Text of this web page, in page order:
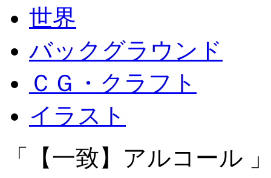
世界
バックグラウンド
ＣＧ・クラフト
イラスト
「【一致】アルコール